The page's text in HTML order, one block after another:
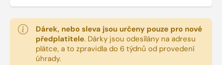
Dárek, nebo sleva jsou určeny pouze pro nové
předplatitele. Dárky jsou odesílány na adresu
plátce, a to zpravidla do 6 týdnů od provedení
úhrady.